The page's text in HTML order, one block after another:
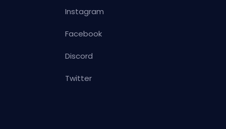
Instagram
Facebook
Discord
Twitter